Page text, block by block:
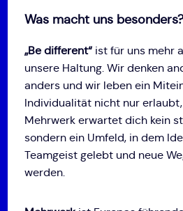
Was macht uns besonders?
„Be different“ ist für uns mehr
unsere Haltung. Wir denken
anders und wir leben ein
Individualität nicht nur
Mehrwerk erwartet dich kein
sondern ein Umfeld, in dem
Teamgeist gelebt und neue
werden.